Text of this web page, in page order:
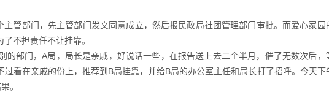
管部门，先主管部门发文同意成立，然后报民政局社团管理部门审批。而爱心家园
不担责任不让挂靠。
部门，A局，局长是亲戚，好说话一些，在报告送上去二个半月，催了无数次后，
过看在亲戚的份上，推荐到B局挂靠，并给B局的办公室主任和局长打了招呼。今天下
。